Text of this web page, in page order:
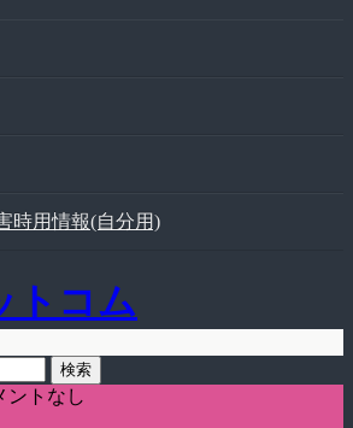
時用情報(自分用)
トコム
ントなし